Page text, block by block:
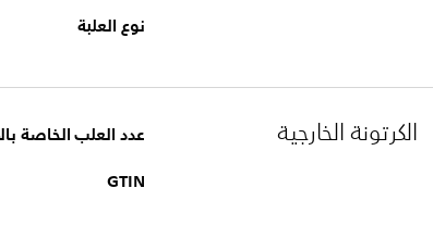
نوع العلبة
الكرتونة الخارجية عدد العلب الخاصة
GTIN